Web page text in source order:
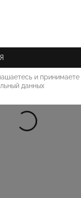
и принимаете
данных